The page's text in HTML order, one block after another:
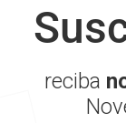
reciba